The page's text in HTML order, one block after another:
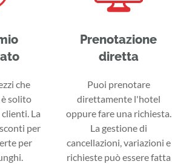
che
solito
La
per
per
Prenotazione
diretta
Puoi prenotare
direttamente l'hotel
oppure fare una richiesta.
La gestione di
cancellazioni, variazioni e
richieste può essere fatta